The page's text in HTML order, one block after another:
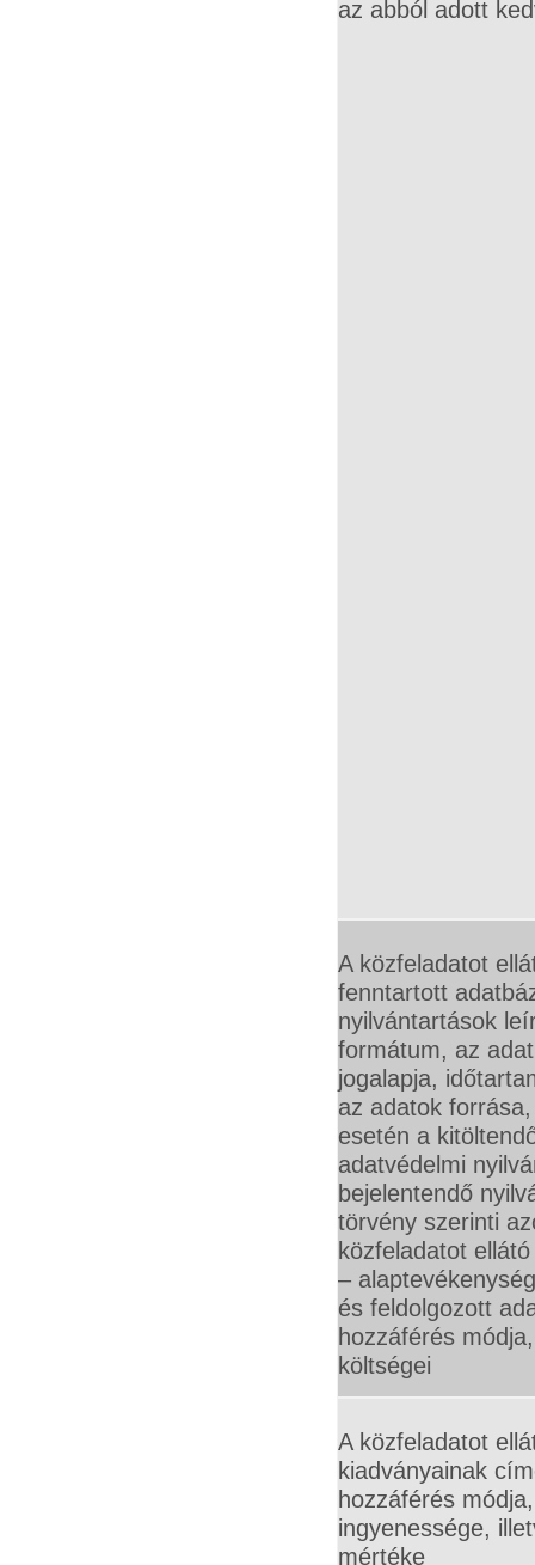
az abból adott
A közfeladatot
fenntartott
nyilvántartások
formátum, az
jogalapja,
az adatok
esetén a
adatvédelmi
bejelentendő
törvény szerinti
közfeladatot
–
és feldolgozott
hozzáférés
költségei
A közfeladatot
kiadványainak
hozzáférés
ingyenessége,
mértéke